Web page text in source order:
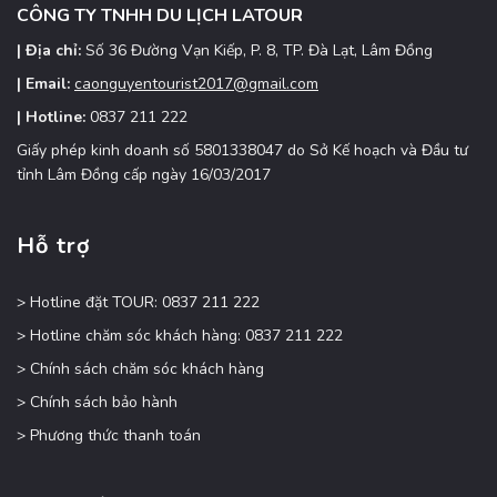
CÔNG TY TNHH DU LỊCH LATOUR
| Địa chỉ: Số 36 Đường Vạn Kiếp, P. 8, TP. Đà Lạt, Lâm Đồng
| Email: caonguyentourist2017@gmail.com
| Hotline: 0837 211 222
Giấy phép kinh doanh số 5801338047 do Sở Kế hoạch và Đầu tư
tỉnh Lâm Đồng cấp ngày 16/03/2017
Hỗ trợ
> Hotline đặt TOUR: 0837 211 222
> Hotline chăm sóc khách hàng: 0837 211 222
> Chính sách chăm sóc khách hàng
> Chính sách bảo hành
> Phương thức thanh toán